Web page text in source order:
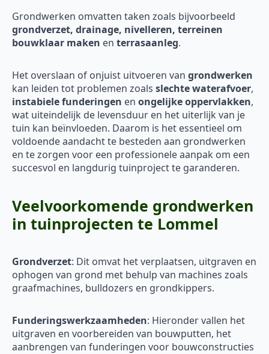
Grondwerken omvatten taken zoals bijvoorbeeld
grondverzet, drainage, nivelleren, terreinen
bouwklaar maken en terrasaanleg.
Het overslaan of onjuist uitvoeren van grondwerken
kan leiden tot problemen zoals slechte waterafvoer,
instabiele funderingen en ongelijke oppervlakken,
wat uiteindelijk de levensduur en het uiterlijk van je
tuin kan beïnvloeden. Daarom is het essentieel om
voldoende aandacht te besteden aan grondwerken
en te zorgen voor een professionele aanpak om een
succesvol en langdurig tuinproject te garanderen.
Veelvoorkomende grondwerken
in tuinprojecten te Lommel
Grondverzet: Dit omvat het verplaatsen, uitgraven en
ophogen van grond met behulp van machines zoals
graafmachines, bulldozers en grondkippers.
Funderingswerkzaamheden: Hieronder vallen het
uitgraven en voorbereiden van bouwputten, het
aanbrengen van funderingen voor bouwconstructies